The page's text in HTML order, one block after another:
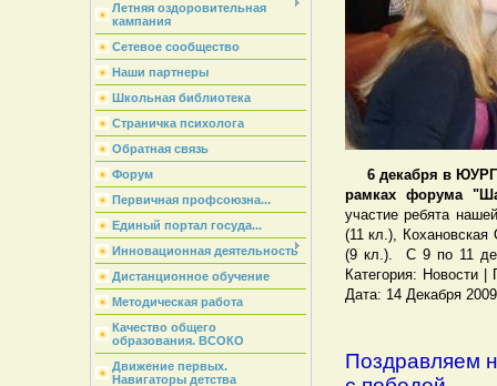
Летняя оздоровительная
кампания
Сетевое сообщество
Наши партнеры
Школьная библиотека
Страничка психолога
Обратная связь
Форум
Первичная профсоюзна...
Единый портал госуда...
Инновационная деятельность
Дистанционное обучение
Методическая работа
Качество общего
образования. ВСОКО
Движение первых.
Навигаторы детства
6 декабря в
рамках форума
участие ребята
(11 кл.),
(9 кл.).
С 9 по 11
Категория: Новости
Дата: 14 Декабря
Поздравляем